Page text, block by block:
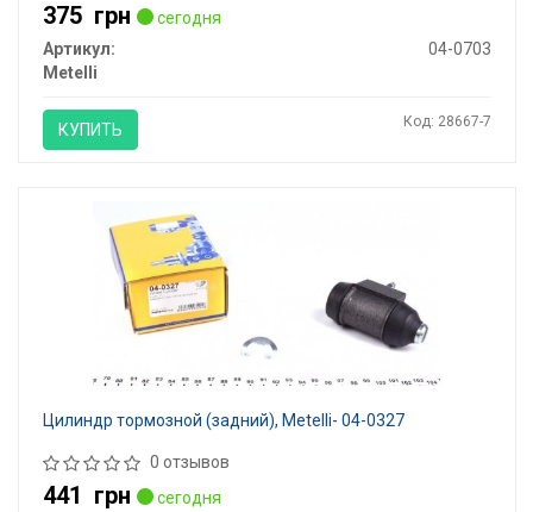
375 грн
сегодня
Артикул:
04-0703
Metelli
КУПИТЬ Код: 28667-7
Цилиндр тормозной (задний), Metelli- 04-0327
0 отзывов
441 грн
сегодня